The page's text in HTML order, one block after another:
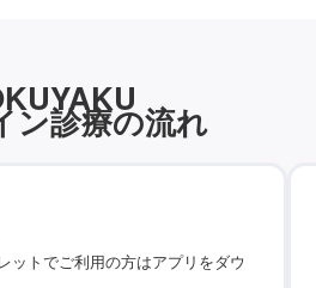
ン診療の流れ
ットでご利用の方はアプリをダウ